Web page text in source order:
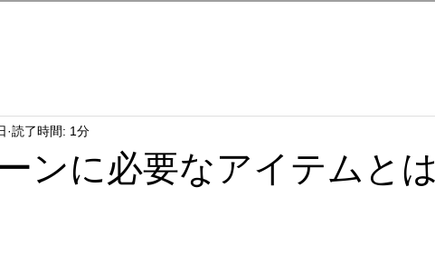
ンに必要なアイテムとは
読了時間: 1分